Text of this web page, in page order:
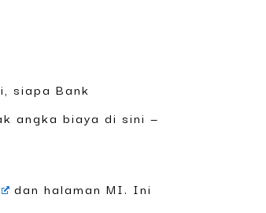
siapa Bank
angka biaya di sini —
dan halaman MI. Ini